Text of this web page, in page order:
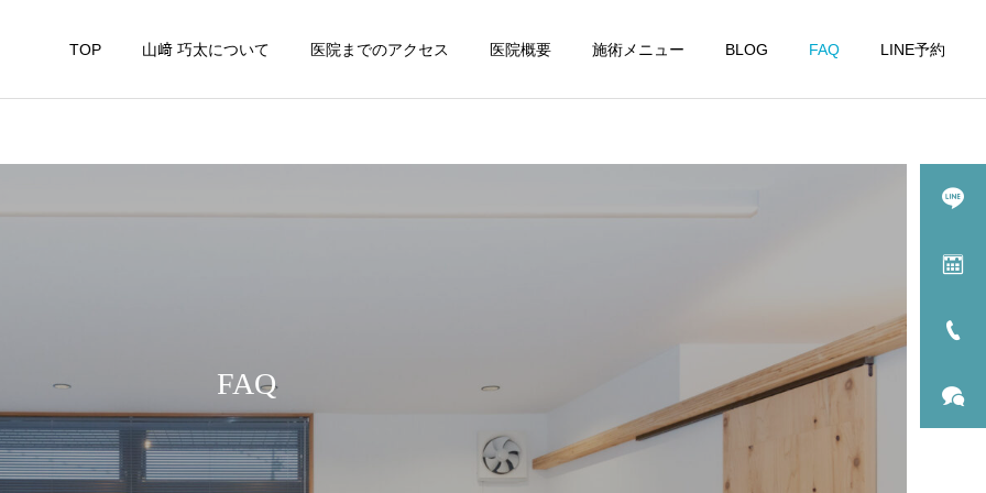
TOP 山﨑 巧太について 医院までのアクセス 医院概要 施術メニュー BLOG FAQ LINE予約
FAQ